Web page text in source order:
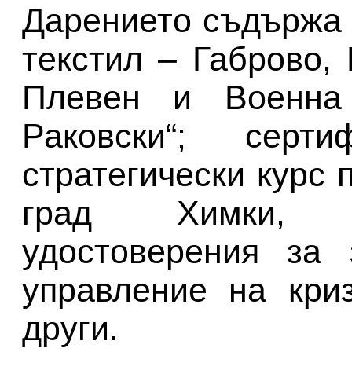
Дарението
текстил –
Плевен и
Раковски“;
стратегически
град Химки,
удостоверения
управление на
други.